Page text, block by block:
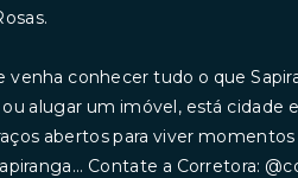
venha conhecer tudo o que
ou alugar um imóvel, está
abertos para viver
Contate a Corretora: